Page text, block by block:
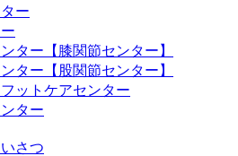
ー
ター【膝関節センター】
ター【股関節センター】
ットケアセンター
ター
さつ